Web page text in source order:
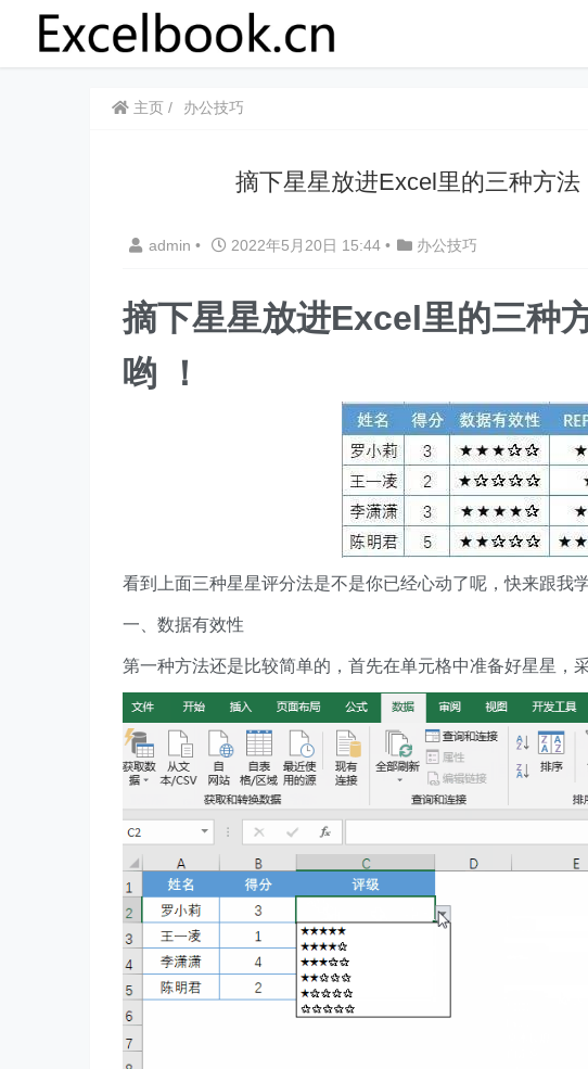
主页 办公技巧
摘下星星放进Excel里的三种方法
admin • 2022年5月20日 15:44 • 办公技巧
摘下星星放进Excel里的三种
哟 ！
看到上面三种星星评分法是不是你已经心动了呢，快来跟我
一、数据有效性
第一种方法还是比较简单的，首先在单元格中准备好星星，